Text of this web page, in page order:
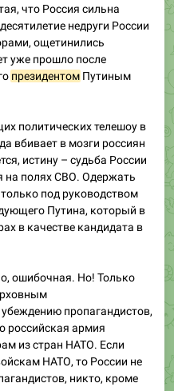
что Россия сильна
недруги России
ощетинились
уже прошло после
президентом Путиным
политических телешоу в
вбивает в мозги россиян
истину – судьба России
на полях СВО. Одержать
под руководством
Путина, который в
в качестве кандидата в
ошибочная. Но! Только
пропагандистов,
российская армия
из стран НАТО. Если
НАТО, то России не
никто, кроме